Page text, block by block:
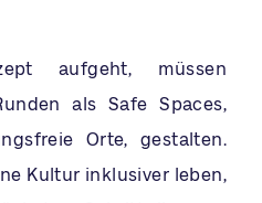
aufgeht, müssen
als Safe Spaces,
Orte, gestalten.
Kultur inklusiver leben,